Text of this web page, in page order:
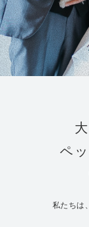
ペットと過
ペ
私たちは